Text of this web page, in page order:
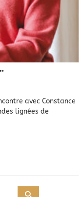
avec Constance
lignées de
R